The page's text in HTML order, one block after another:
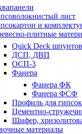
лист
и
плитные
Quick Deck
ДСП, ДВП
ОСП-3
Фанера
Фанера ФК
Фанера ФСФ
Профиль для
Цементно-
Шифер,
материалы